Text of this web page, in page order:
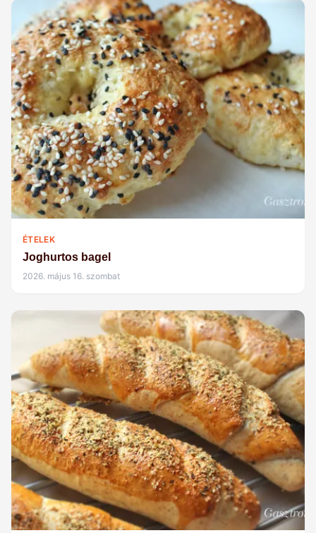
ÉTELEK
Joghurtos bagel
2026. május 16. szombat